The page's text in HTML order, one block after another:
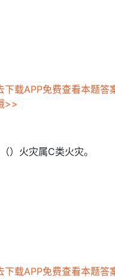
下载APP免费查看本题答
>>
）火灾属C类火灾。
下载APP免费查看本题答